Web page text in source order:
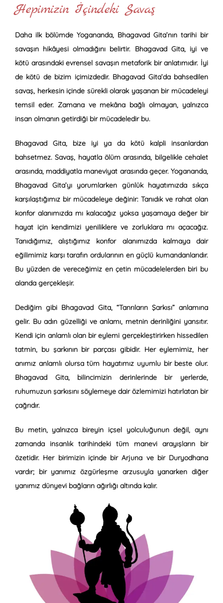
Hepimizin İçindeki Savaş
Daha ilk bölümde Yogananda, Bhagavad Gita’nın tarihi bir
savaşın hikâyesi olmadığını belirtir. Bhagavad Gita, iyi ve
kötü arasındaki evrensel savaşın metaforik bir anlatımıdır. İyi
de kötü de bizim içimizdedir. Bhagavad Gita’da bahsedilen
savaş, herkesin içinde sürekli olarak yaşanan bir mücadeleyi
temsil eder. Zamana ve mekâna bağlı olmayan, yalnızca
insan olmanın getirdiği bir mücadeledir bu.
Bhagavad Gita, bize iyi ya da kötü kalpli insanlardan
bahsetmez. Savaş, hayatla ölüm arasında, bilgelikle cehalet
arasında, maddiyatla maneviyat arasında geçer. Yogananda,
Bhagavad Gita’yı yorumlarken günlük hayatımızda sıkça
karşılaştığımız bir mücadeleye değinir: Tanıdık ve rahat olan
konfor alanımızda mı kalacağız yoksa yaşamaya değer bir
hayat için kendimizi yeniliklere ve zorluklara mı açacağız.
Tanıdığımız, alıştığımız konfor alanımızda kalmaya dair
eğilimimiz karşı tarafın ordularının en güçlü kumandanlarıdır.
Bu yüzden de vereceğimiz en çetin mücadelelerden biri bu
alanda gerçekleşir.
Dediğim gibi Bhagavad Gita, “Tanrıların Şarkısı” anlamına
gelir. Bu adın güzelliği ve anlamı, metnin derinliğini yansıtır.
Kendi için anlamlı olan bir eylemi gerçekleştirirken hissedilen
tatmin, bu şarkının bir parçası gibidir. Her eylemimiz, her
anımız anlamlı olursa tüm hayatımız uyumlu bir beste olur.
Bhagavad Gita, bilincimizin derinlerinde bir yerlerde,
ruhumuzun şarkısını söylemeye dair özlemimizi hatırlatan bir
çağrıdır.
Bu metin, yalnızca bireyin içsel yolculuğunun değil, aynı
zamanda insanlık tarihindeki tüm manevi arayışların bir
özetidir. Her birimizin içinde bir Arjuna ve bir Duryodhana
vardır; bir yanımız özgürleşme arzusuyla yanarken diğer
yanımız dünyevi bağların ağırlığı altında kalır.